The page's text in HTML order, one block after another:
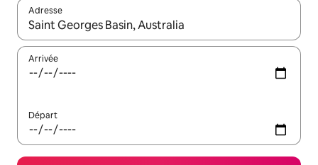
Adresse
Lorsque les résultats s'affichent, utilisez les flèches vers le
Arrivée
Départ